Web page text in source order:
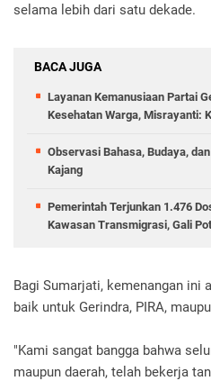
selama lebih dari satu dekade.
BACA JUGA
Layanan Kemanusiaan Partai
Kesehatan Warga, Misrayanti:
Observasi Bahasa, Budaya,
Kajang
Pemerintah Terjunkan 1.476
Kawasan Transmigrasi, Gali
Bagi Sumarjati, kemenangan ini
baik untuk Gerindra, PIRA,
"Kami sangat bangga bahwa
maupun daerah, telah bekerja